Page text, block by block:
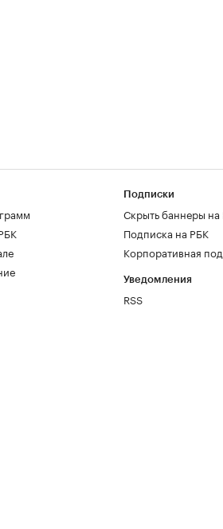
Подписки
Скрыть баннеры
Подписка на РБК
Корпоративная
Уведомления
RSS